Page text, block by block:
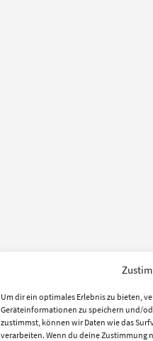
Um dir ein optimales Erlebnis zu bieten,
Geräteinformationen zu speichern und/
zustimmst, können wir Daten wie das
verarbeiten. Wenn du deine Zustimmung